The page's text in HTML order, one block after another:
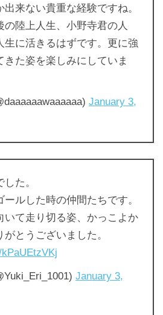
来ない貴重な経験ですね。
の陸上人生、小野寺君の人
生に活きるはずです。更に強
きた姿を楽しみにしていま
January 3,
た。
ルした時の仲間たちです。
いて走り切る姿、かっこよか
とうございました。
January 3,